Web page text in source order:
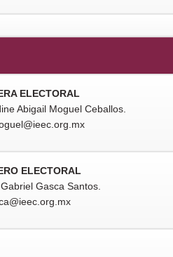
ELECTORAL
Abigail Moguel Ceballos.
ELECTORAL
Gasca Santos.